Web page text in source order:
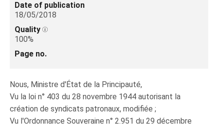
Date of publication
18/05/2018
Quality
100%
Page no.
Nous, Ministre d'État de la Principauté,
Vu la loi n° 403 du 28 novembre 1944 autorisant la
création de syndicats patronaux, modifiée ;
Vu l'Ordonnance Souveraine n° 2.951 du 29 décembre